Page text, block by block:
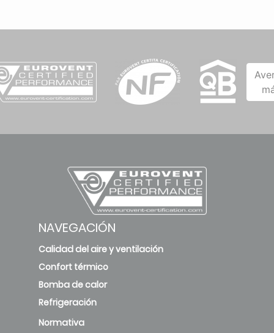
NAVEGACIÓN
Calidad del aire y ventilación
Confort térmico
Bomba de calor
Refrigeración
Normativa